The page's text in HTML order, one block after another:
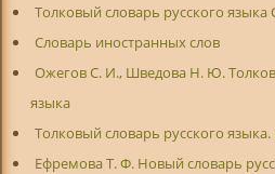
Толковый словарь русского языка
Словарь иностранных слов
Ожегов С. И., Шведова Н. Ю.
языка
Толковый словарь русского
Ефремова Т. Ф. Новый словарь